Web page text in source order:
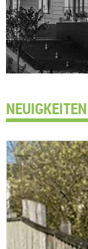
NEUIGKEITEN